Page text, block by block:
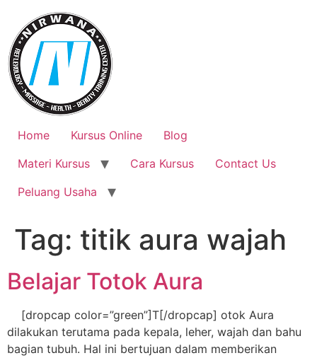
content
Home Kursus Online
Blog
Materi Kursus
Cara Kursus
Contact Us
Peluang Usaha
Tag: titik aura wajah
Belajar Totok Aura
[dropcap color=”green”]T[/dropcap] otok Aura
dilakukan terutama pada kepala, leher, wajah dan bahu
bagian tubuh. Hal ini bertujuan dalam memberikan